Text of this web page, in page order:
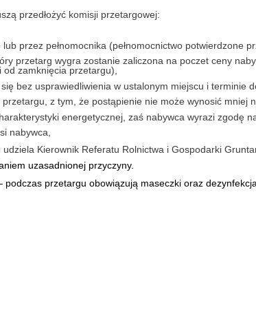
przedłożyć komisji przetargowej:
przez pełnomocnika (pełnomocnictwo potwierdzone
przetarg wygra zostanie zaliczona na poczet ceny
od zamknięcia przetargu),
bez usprawiedliwienia w ustalonym miejscu i terminie
z tym, że postąpienie nie może wynosić mniej
energetycznej, zaś nabywca wyrazi zgodę
nabywca,
Kierownik Referatu Rolnictwa i Gospodarki
uzasadnionej przyczyny.
przetargu obowiązują maseczki oraz dezynfekcja.